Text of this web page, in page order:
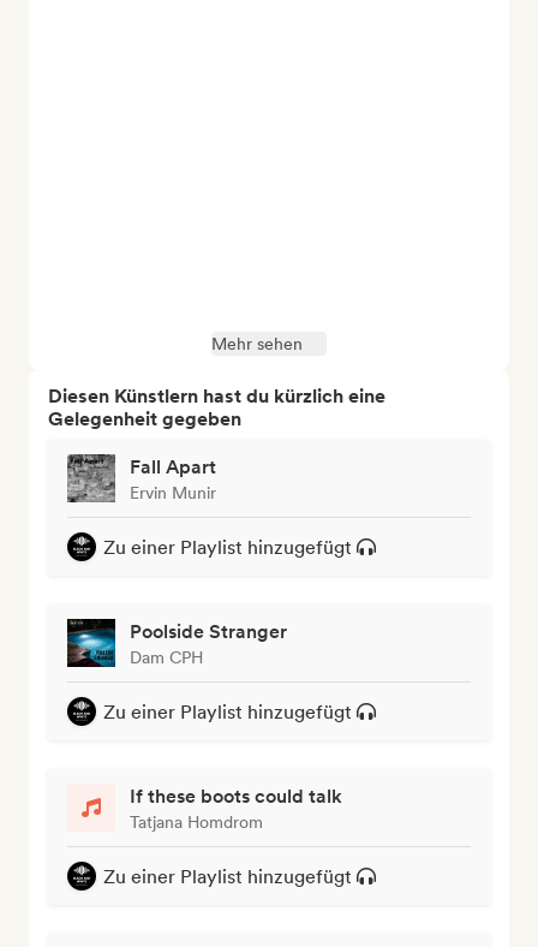
Mehr sehen
Diesen Künstlern hast du kürzlich eine
Gelegenheit gegeben
Fall Apart
Ervin Munir
Zu einer Playlist hinzugefügt
Poolside Stranger
Dam CPH
Zu einer Playlist hinzugefügt
If these boots could talk
Tatjana Homdrom
Zu einer Playlist hinzugefügt